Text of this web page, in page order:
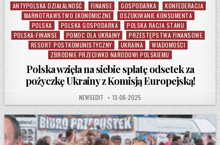
Posted in
ANTYPOLSKA DZIAŁALNOŚĆ FINANSE GOSPODARKA
KONFEDERACJA
MARNOTRAWSTWO EKONOMICZNE
OSZUKIWANIE KONSUMENTA
POLSKA
POLSKA GOSPODARKA
POLSKA RACJA STANU
POLSKA-FINANSE
POMOC DLA UKRAINY
PRZESTĘPSTWA FINANSOWE
RESORT POSTKOMUNISTYCZNY
UKRAINA
WIADOMOŚCI
ZBRODNIE PRZECIWKO NARODOWI POLSKIEMU
Polska wzięła na siebie spłatę odsetek za
pożyczkę Ukrainy z Komisją Europejską!
AUTHOR:
NEWSEDIT PUBLISHED DATE:
13-06-2025